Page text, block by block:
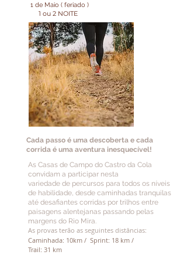
1 de Maio ( feriado )
1 ou 2 NOITE
Cada passo é uma descoberta e cada
corrida é uma aventura inesquecível!
As Casas de Campo do Castro da Cola
convidam a participar nesta
variedade de percursos para todos os níveis
de habilidade, desde caminhadas tranquilas
até desafiantes corridas por trilhos entre
paisagens alentejanas passando pelas
margens do Rio Mira.
As provas terão as seguintes distâncias:
Caminhada: 10km / Sprint: 18 km /
Trail: 31 km